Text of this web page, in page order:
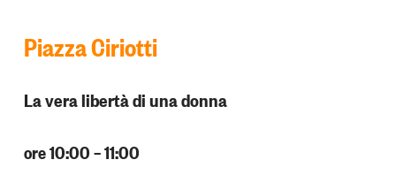
Piazza Ciriotti
La vera libertà di una donna
ore 10:00 – 11:00